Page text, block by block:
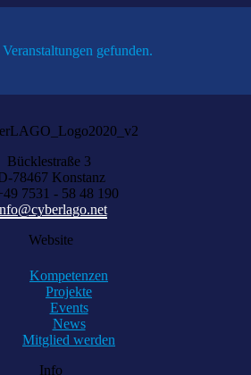
gefunden.
Bücklestraße 3
78467 Konstanz
7531 - 58 48 190
Website
Kompetenzen
Projekte
Events
News
Mitglied werden
Info